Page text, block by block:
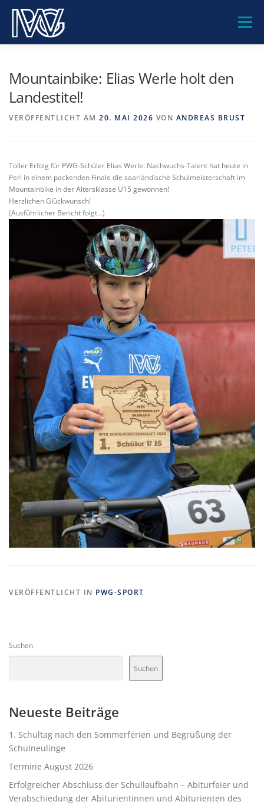
springen
Menü
Mountainbike: Elias Werle holt den
Landestitel!
VERÖFFENTLICHT AM 20. MAI 2026 VON ANDREAS BRUST
Toller Erfolg für PWG-Schüler Elias Werle: Nachwuchs-Talent hat heute in
Perl in einem packenden Finale die saarländische Schulmeisterschaft im
Mountainbike in der Altersklasse U15 gewonnen!
Herzlichen Glückwunsch!
(Ausführlicher Bericht folgt…)
VERÖFFENTLICHT IN PWG-SPORT
Suchen
Suchen
Neueste Beiträge
1. Schultag nach den Sommerferien und Begrüßung der
Schulneulinge
Termine August 2026
Erfolgreicher Abschluss der Schullaufbahn – Abiturfeier und
Verabschiedung der Abiturientinnen und Abiturienten des